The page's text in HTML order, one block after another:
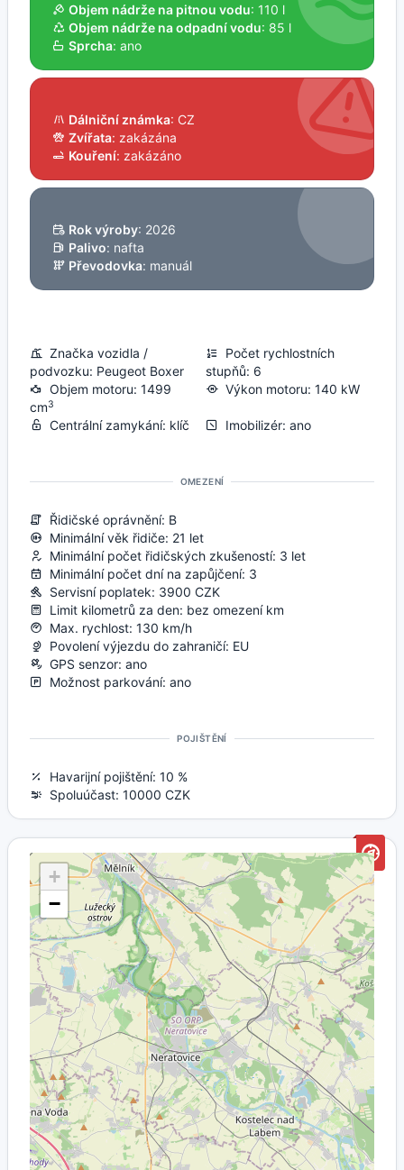
Objem nádrže na pitnou vodu: 110 l
Objem nádrže na odpadní vodu: 85 l
Sprcha: ano
Dálniční známka: CZ
Zvířata: zakázána
Kouření: zakázáno
Rok výroby: 2026
Palivo: nafta
Převodovka: manuál
Značka vozidla /
podvozku: Peugeot Boxer
Počet rychlostních
stupňů: 6
Objem motoru: 1499
cm3
Výkon motoru: 140 kW
Centrální zamykání: klíč Imobilizér: ano
OMEZENÍ
Řidičské oprávnění: B
Minimální věk řidiče: 21 let
Minimální počet řidičských zkušeností: 3 let
Minimální počet dní na zapůjčení: 3
Servisní poplatek: 3900 CZK
Limit kilometrů za den: bez omezení km
Max. rychlost: 130 km/h
Povolení výjezdu do zahraničí: EU
GPS senzor: ano
Možnost parkování: ano
POJIŠTĚNÍ
Havarijní pojištění: 10 %
Spoluúčast: 10000 CZK
+
−